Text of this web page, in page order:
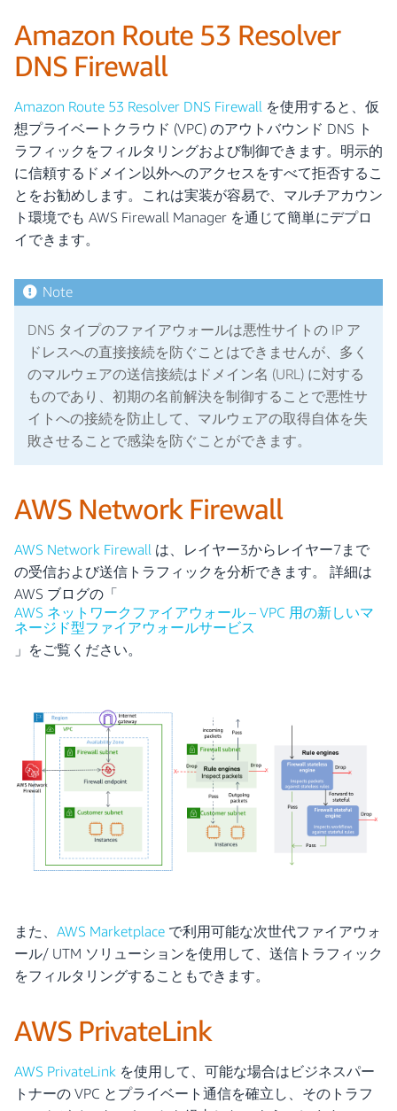
Amazon Route 53 Resolver
DNS Firewall
Amazon Route 53 Resolver DNS Firewall を使用すると、仮
想プライベートクラウド (VPC) のアウトバウンド DNS ト
ラフィックをフィルタリングおよび制御できます。明示的
に信頼するドメイン以外へのアクセスをすべて拒否するこ
とをお勧めします。これは実装が容易で、マルチアカウン
ト環境でも AWS Firewall Manager を通じて簡単にデプロ
イできます。
DNS タイプのファイアウォールは悪性サイトの IP ア
ドレスへの直接接続を防ぐことはできませんが、多く
のマルウェアの送信接続はドメイン名 (URL) に対する
ものであり、初期の名前解決を制御することで悪性サ
イトへの接続を防止して、マルウェアの取得自体を失
敗させることで感染を防ぐことができます。
AWS Network Firewall
AWS Network Firewall は、レイヤー3からレイヤー7まで
の受信および送信トラフィックを分析できます。 詳細は
AWS ブログの「
AWS ネットワークファイアウォール – VPC 用の新しいマ
ネージド型ファイアウォールサービス
」をご覧ください。
また、 AWS Marketplace で利用可能な次世代ファイアウォ
ール/ UTM ソリューションを使用して、送信トラフィック
をフィルタリングすることもできます。
AWS PrivateLink
AWS PrivateLink を使用して、可能な場合はビジネスパー
トナーの VPC とプライベート通信を確立し、そのトラフ